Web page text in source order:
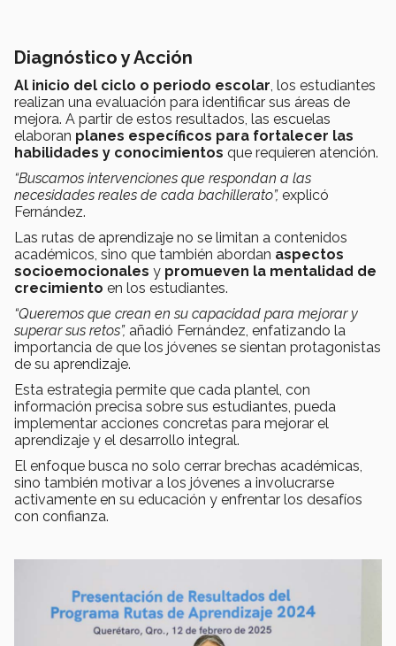
Diagnóstico y Acción
Al inicio del ciclo o periodo escolar, los estudiantes
realizan una evaluación para identificar sus áreas de
mejora. A partir de estos resultados, las escuelas
elaboran planes específicos para fortalecer las
habilidades y conocimientos que requieren atención.
“Buscamos intervenciones que respondan a las
necesidades reales de cada bachillerato”, explicó
Fernández.
Las rutas de aprendizaje no se limitan a contenidos
académicos, sino que también abordan aspectos
socioemocionales y promueven la mentalidad de
crecimiento en los estudiantes.
“Queremos que crean en su capacidad para mejorar y
superar sus retos”, añadió Fernández, enfatizando la
importancia de que los jóvenes se sientan protagonistas
de su aprendizaje.
Esta estrategia permite que cada plantel, con
información precisa sobre sus estudiantes, pueda
implementar acciones concretas para mejorar el
aprendizaje y el desarrollo integral.
El enfoque busca no solo cerrar brechas académicas,
sino también motivar a los jóvenes a involucrarse
activamente en su educación y enfrentar los desafíos
con confianza.